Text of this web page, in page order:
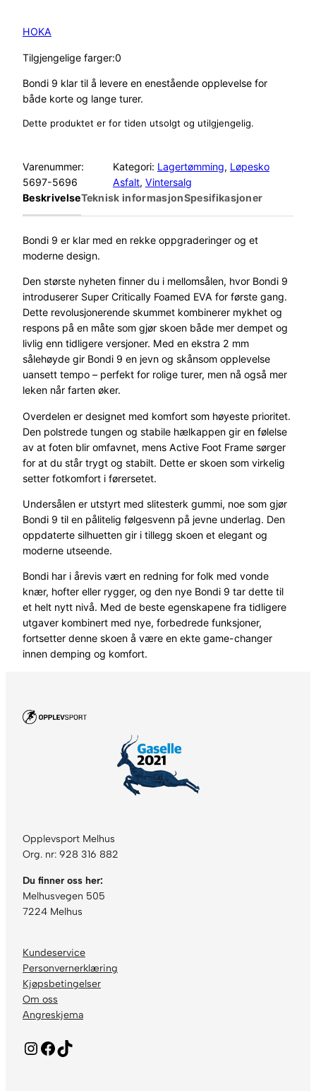
HOKA
Tilgjengelige farger:0
Bondi 9 klar til å levere en enestående opplevelse for
både korte og lange turer.
Dette produktet er for tiden utsolgt og utilgjengelig.
Varenummer:
5697-5696
Kategori: Lagertømming, Løpesko
Asfalt, Vintersalg
BeskrivelseTeknisk informasjonSpesifikasjoner
Bondi 9 er klar med en rekke oppgraderinger og et
moderne design.
Den største nyheten finner du i mellomsålen, hvor Bondi 9
introduserer Super Critically Foamed EVA for første gang.
Dette revolusjonerende skummet kombinerer mykhet og
respons på en måte som gjør skoen både mer dempet og
livlig enn tidligere versjoner. Med en ekstra 2 mm
sålehøyde gir Bondi 9 en jevn og skånsom opplevelse
uansett tempo – perfekt for rolige turer, men nå også mer
leken når farten øker.
Overdelen er designet med komfort som høyeste prioritet.
Den polstrede tungen og stabile hælkappen gir en følelse
av at foten blir omfavnet, mens Active Foot Frame sørger
for at du står trygt og stabilt. Dette er skoen som virkelig
setter fotkomfort i førersetet.
Undersålen er utstyrt med slitesterk gummi, noe som gjør
Bondi 9 til en pålitelig følgesvenn på jevne underlag. Den
oppdaterte silhuetten gir i tillegg skoen et elegant og
moderne utseende.
Bondi har i årevis vært en redning for folk med vonde
knær, hofter eller rygger, og den nye Bondi 9 tar dette til
et helt nytt nivå. Med de beste egenskapene fra tidligere
utgaver kombinert med nye, forbedrede funksjoner,
fortsetter denne skoen å være en ekte game-changer
innen demping og komfort.
Opplevsport Melhus
Org. nr: 928 316 882
Du finner oss her:
Melhusvegen 505
7224 Melhus
Kundeservice
Personvernerklæring
Kjøpsbetingelser
Om oss
Angreskjema
Instagram Facebook TikTok